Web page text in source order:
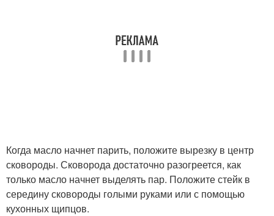
Когда масло начнет парить, положите вырезку в центр
сковороды. Сковорода достаточно разогреется, как
только масло начнет выделять пар. Положите стейк в
середину сковороды голыми руками или с помощью
кухонных щипцов.